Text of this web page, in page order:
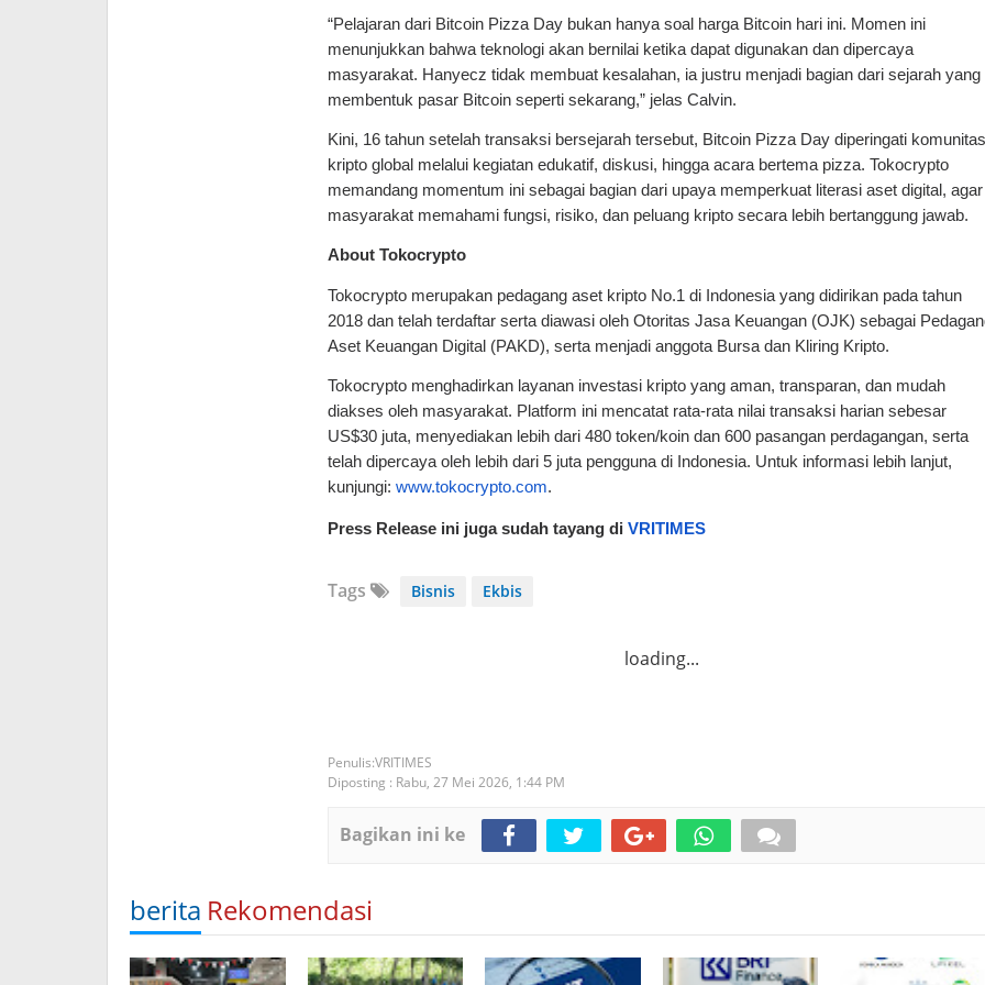
“Pelajaran dari Bitcoin Pizza Day bukan hanya soal harga Bitcoin hari ini. Momen ini
menunjukkan bahwa teknologi akan bernilai ketika dapat digunakan dan dipercaya
masyarakat. Hanyecz tidak membuat kesalahan, ia justru menjadi bagian dari sejarah yang
membentuk pasar Bitcoin seperti sekarang,” jelas Calvin.
Kini, 16 tahun setelah transaksi bersejarah tersebut, Bitcoin Pizza Day diperingati komunitas
kripto global melalui kegiatan edukatif, diskusi, hingga acara bertema pizza. Tokocrypto
memandang momentum ini sebagai bagian dari upaya memperkuat literasi aset digital, agar
masyarakat memahami fungsi, risiko, dan peluang kripto secara lebih bertanggung jawab.
About Tokocrypto
Tokocrypto merupakan pedagang aset kripto No.1 di Indonesia yang didirikan pada tahun
2018 dan telah terdaftar serta diawasi oleh Otoritas Jasa Keuangan (OJK) sebagai
Aset Keuangan Digital (PAKD), serta menjadi anggota Bursa dan Kliring Kripto.
Tokocrypto menghadirkan layanan investasi kripto yang aman, transparan, dan mudah
diakses oleh masyarakat. Platform ini mencatat rata-rata nilai transaksi harian sebesar
US$30 juta, menyediakan lebih dari 480 token/koin dan 600 pasangan perdagangan, serta
telah dipercaya oleh lebih dari 5 juta pengguna di Indonesia. Untuk informasi lebih lanjut,
kunjungi: www.tokocrypto.com.
Press Release ini juga sudah tayang di VRITIMES
Tags Bisnis Ekbis
loading...
VRITIMES
Diposting : Rabu, 27 Mei 2026, 1:44 PM
Bagikan ini ke
berita Rekomendasi